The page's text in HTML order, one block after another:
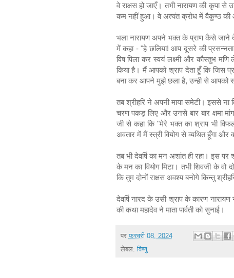
वे राक्षस हो जाएँ। तभी नारायण की कृपा से
कम नहीं हुआ। वे अत्यंत क्रोध में वैकुण्ठ की
भला नारायण अपने भक्त के प्राण कैसे जाने
में कहा - "हे छलिया! आप दूसरे की
विष पिला कर स्वयं लक्ष्मी और कौस्तुभ
किया है। मैं आपको श्राप देता हूँ कि जिस
बना कर आपने मुझे छला है, उन्ही से आपको
तब श्रीहरि ने अपनी माया समेटी। इससे ना
चरण पकड़ लिए और उनसे बार बार क्षमा
जी से कहा कि "मेरे भक्त का श्राप भी
अवतार में मैं स्त्री वियोग से व्यथित हूँगा और
तब भी देवर्षि का मन अशांत ही रहा। इस
के मन का वियोग मिटा। तभी शिवजी के वो
कि तुम दोनों राक्षस अवश्य बनोगे किन्तु
देवर्षि नारद के उसी श्राप के कारण
की कथा महादेव ने माता पार्वती को सुनाई।
परफ़रवरी 08, 2024
लेबल:विष्णु